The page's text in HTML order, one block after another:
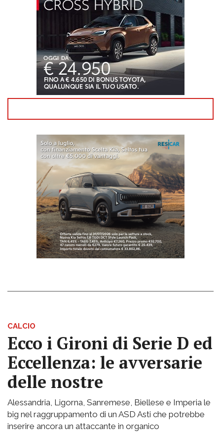
CALCIO
Ecco i Gironi di Serie D ed
Eccellenza: le avversarie
delle nostre
Alessandria, Ligorna, Sanremese, Biellese e Imperia le
big nel raggruppamento di un ASD Asti che potrebbe
inserire ancora un attaccante in organico